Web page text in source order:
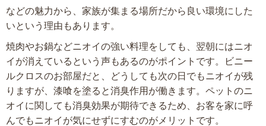
などの魅力から、家族が集まる場所だから良い環境にした
いという理由もあります。
焼肉やお鍋などニオイの強い料理をしても、翌朝にはニオ
イが消えているという声もあるのがポイントです。ビニー
ルクロスのお部屋だと、どうしても次の日でもニオイが残
りますが、漆喰を塗ると消臭作用が働きます。ペットのニ
オイに関しても消臭効果が期待できるため、お客を家に呼
んでもニオイが気にせずにすむのがメリットです。